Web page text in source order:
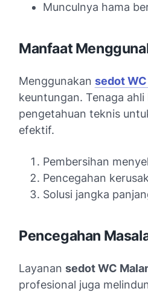
Munculnya hama
Manfaat
Menggunakan sedot
keuntungan. Tenaga
pengetahuan teknis
efektif.
Pembersihan
Pencegahan
Solusi jangka
Pencegahan
Layanan sedot WC
profesional juga